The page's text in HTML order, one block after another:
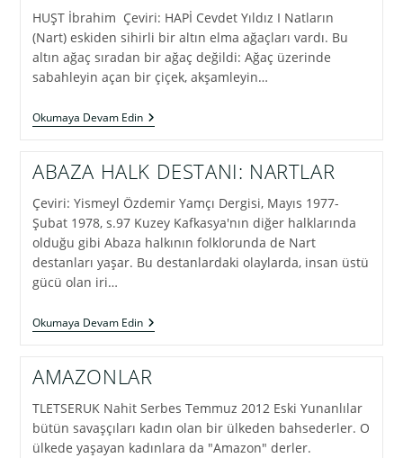
HUŞT İbrahim Çeviri: HAPİ Cevdet Yıldız I Natların
(Nart) eskiden sihirli bir altın elma ağaçları vardı. Bu
altın ağaç sıradan bir ağaç değildi: Ağaç üzerinde
sabahleyin açan bir çiçek, akşamleyin…
Okumaya Devam EdinVERZEMEG
İLE
DOĞUŞ
ÖYKÜSÜ
ABAZA HALK DESTANI: NARTLAR
Çeviri: Yismeyl Özdemir Yamçı Dergisi, Mayıs 1977-
Şubat 1978, s.97 Kuzey Kafkasya'nın diğer halklarında
olduğu gibi Abaza halkının folklorunda de Nart
destanları yaşar. Bu destanlardaki olaylarda, insan üstü
gücü olan iri…
Okumaya Devam EdinABAZA
HALK
NARTLAR
AMAZONLAR
TLETSERUK Nahit Serbes Temmuz 2012 Eski Yunanlılar
bütün savaşçıları kadın olan bir ülkeden bahsederler. O
ülkede yaşayan kadınlara da "Amazon" derler.